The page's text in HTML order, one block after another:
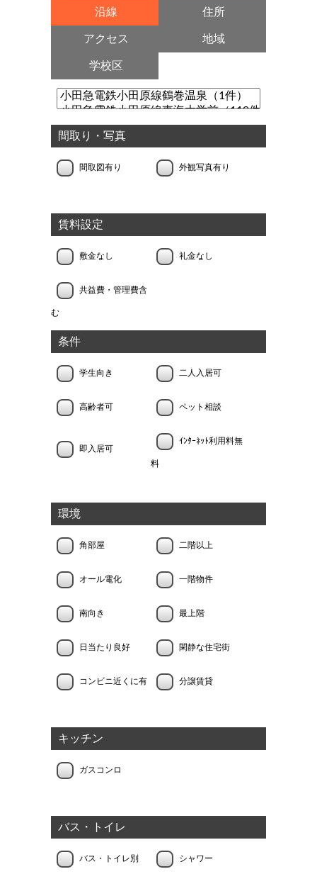
沿線 住所
アクセス 地域
学校区
間取り・写真
間取図有り 外観写真有り
賃料設定
敷金なし 礼金なし
共益費・管理費含
む
条件
学生向き 二人入居可
高齢者可 ペット相談
即入居可
ｲﾝﾀｰﾈｯﾄ利用料無
料
環境
角部屋 二階以上
オール電化 一階物件
南向き 最上階
日当たり良好 閑静な住宅街
コンビニ近くに有 分譲賃貸
キッチン
ガスコンロ
バス・トイレ
バス・トイレ別 シャワー